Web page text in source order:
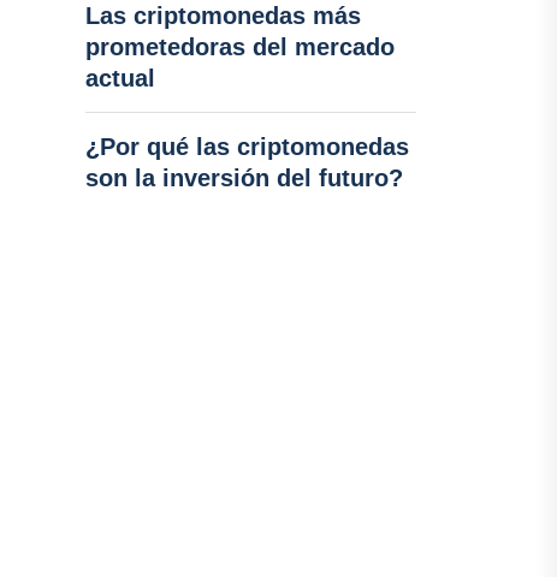
Las criptomonedas más
prometedoras del mercado
actual
¿Por qué las criptomonedas
son la inversión del futuro?